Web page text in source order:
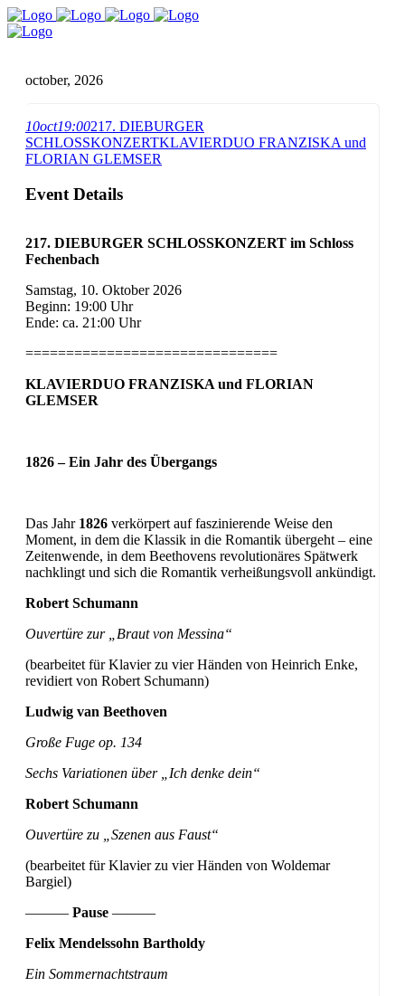
october, 2026
10oct19:00217. DIEBURGER
SCHLOSSKONZERTKLAVIERDUO FRANZISKA und
FLORIAN GLEMSER
Event Details
217. DIEBURGER SCHLOSSKONZERT im Schloss
Fechenbach
Samstag, 10. Oktober 2026
Beginn: 19:00 Uhr
Ende: ca. 21:00 Uhr
===============================
KLAVIERDUO FRANZISKA und FLORIAN
GLEMSER
1826 – Ein Jahr des Übergangs
Das Jahr 1826 verkörpert auf faszinierende Weise den
Moment, in dem die Klassik in die Romantik übergeht – eine
Zeitenwende, in dem Beethovens revolutionäres Spätwerk
nachklingt und sich die Romantik verheißungsvoll ankündigt.
Robert Schumann
Ouvertüre zur „Braut von Messina“
(bearbeitet für Klavier zu vier Händen von Heinrich Enke,
revidiert von Robert Schumann)
Ludwig van Beethoven
Große Fuge op. 134
Sechs Variationen über „Ich denke dein“
Robert Schumann
Ouvertüre zu „Szenen aus Faust“
(bearbeitet für Klavier zu vier Händen von Woldemar
Bargiel)
——— Pause ———
Felix Mendelssohn Bartholdy
Ein Sommernachtstraum